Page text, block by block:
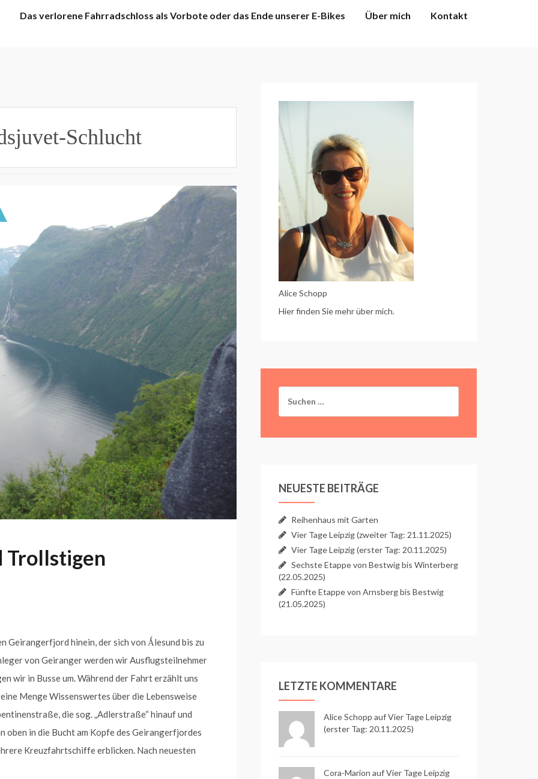
Das verlorene Fahrradschloss als Vorbote oder das Ende unserer E-Bikes Über mich Kontakt
Schlucht
Trollstigen
Geirangerfjord hinein, der sich von Ǻlesund bis zu
von Geiranger werden wir Ausflugsteilnehmer
wir in Busse um. Während der Fahrt erzählt uns
Menge Wissenswertes über die Lebensweise
die sog. „Adlerstraße“ hinauf und
oben in die Bucht am Kopfe des Geirangerfjordes
Kreuzfahrtschiffe erblicken. Nach neuesten
Alice Schopp
Hier finden Sie mehr über mich.
nach:
NEUESTE BEITRÄGE
Reihenhaus mit Garten
Vier Tage Leipzig (zweiter Tag: 21.11.2025)
Vier Tage Leipzig (erster Tag: 20.11.2025)
Sechste Etappe von Bestwig bis Winterberg
(22.05.2025)
Fünfte Etappe von Arnsberg bis Bestwig
(21.05.2025)
LETZTE KOMMENTARE
Alice Schopp aufVier Tage Leipzig
(erster Tag: 20.11.2025)
Cora-Marion aufVier Tage Leipzig